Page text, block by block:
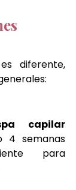
diferente,
capilar
4 semanas
para